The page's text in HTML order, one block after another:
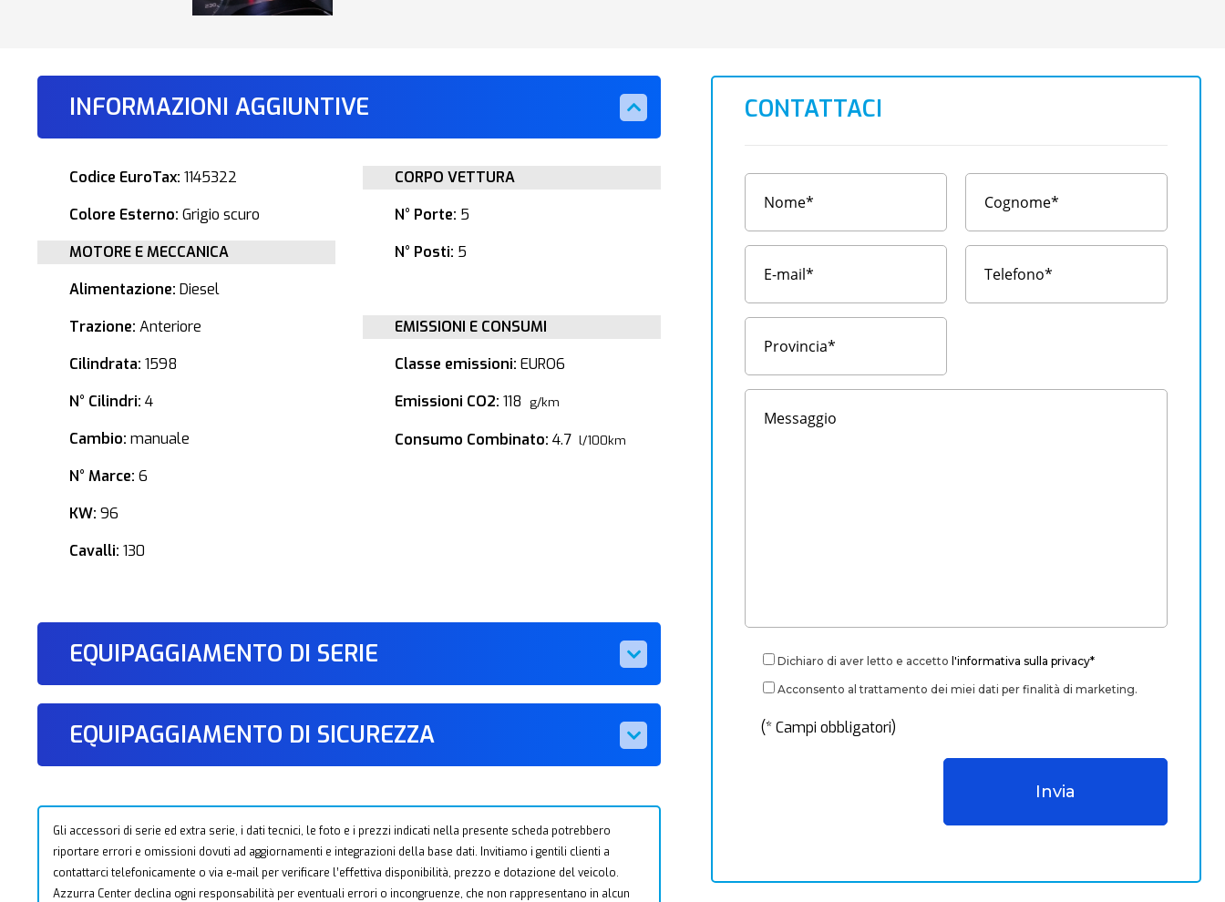
INFORMAZIONI AGGIUNTIVE
Codice EuroTax: 1145322
Colore Esterno: Grigio scuro
MOTORE E MECCANICA
Alimentazione: Diesel
Trazione: Anteriore
Cilindrata: 1598
N° Cilindri: 4
Cambio: manuale
N° Marce: 6
KW: 96
Cavalli: 130
CORPO VETTURA
N° Porte: 5
N° Posti: 5
EMISSIONI E CONSUMI
Classe emissioni: EURO6
Emissioni CO2: 118 g/km
Consumo Combinato: 4.7 l/100km
EQUIPAGGIAMENTO DI SERIE
EQUIPAGGIAMENTO DI SICUREZZA
Gli accessori di serie ed extra serie, i dati tecnici, le foto e i prezzi indicati nella presente scheda potrebbero
riportare errori e omissioni dovuti ad aggiornamenti e integrazioni della base dati. Invitiamo i gentili clienti a
contattarci telefonicamente o via e-mail per verificare l’effettiva disponibilità, prezzo e dotazione del veicolo.
Azzurra Center declina ogni responsabilità per eventuali errori o incongruenze, che non rappresentano in alcun
CONTATTACI
Dichiaro di aver letto e accetto l'informativa sulla privacy*
Acconsento al trattamento dei miei dati per finalità di marketing.
(* Campi obbligatori)